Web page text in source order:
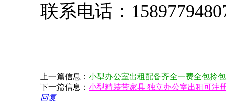
联系电话：
上一篇信息： 小型办公室出租配备齐全一费全包拎
下一篇信息： 小型精装带家具 独立办公室出租可注
回复